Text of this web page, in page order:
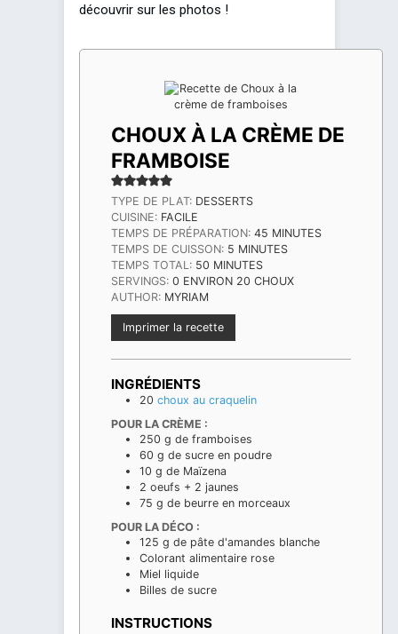
découvrir sur les photos !
CHOUX À LA CRÈME DE
FRAMBOISE
TYPE DE PLAT: DESSERTS
CUISINE: FACILE
TEMPS DE PRÉPARATION: 45 MINUTES
MINUTES
TEMPS DE CUISSON: 5 MINUTES
MINUTES
TEMPS TOTAL: 50 MINUTES
MINUTES
SERVINGS: 0 ENVIRON 20 CHOUX
AUTHOR: MYRIAM
Imprimer la recette
INGRÉDIENTS
20 choux au craquelin
POUR LA CRÈME :
250 g de framboises
60 g de sucre en poudre
10 g de Maïzena
2 oeufs + 2 jaunes
75 g de beurre en morceaux
POUR LA DÉCO :
125 g de pâte d'amandes blanche
Colorant alimentaire rose
Miel liquide
Billes de sucre
INSTRUCTIONS